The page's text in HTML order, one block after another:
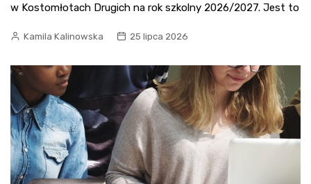
w Kostomłotach Drugich na rok szkolny 2026/2027. Jest to
Kamila Kalinowska 25 lipca 2026